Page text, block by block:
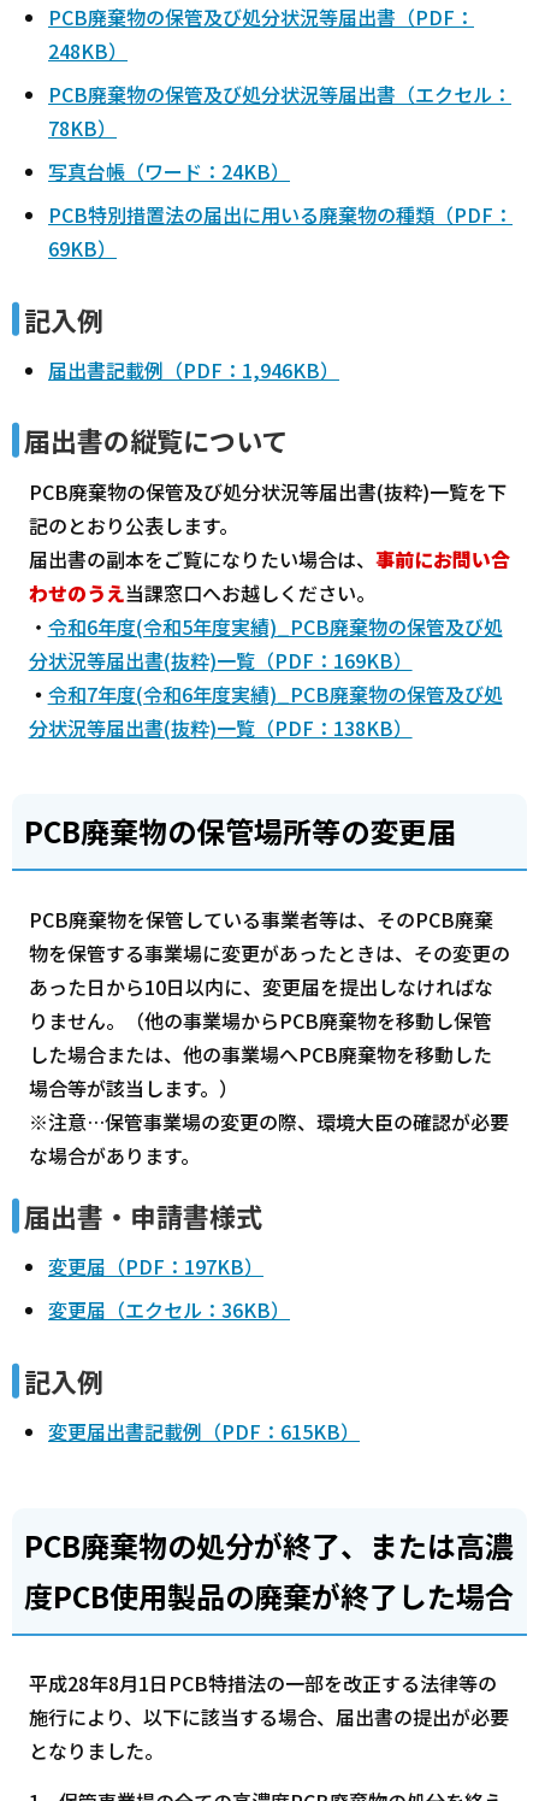
PCB廃棄物の保管及び処分状況等届出書（PDF：
248KB）
PCB廃棄物の保管及び処分状況等届出書（エクセル：
78KB）
写真台帳（ワード：24KB）
PCB特別措置法の届出に用いる廃棄物の種類（PDF：
69KB）
記入例
届出書記載例（PDF：1,946KB）
届出書の縦覧について
PCB廃棄物の保管及び処分状況等届出書(抜粋)一覧を下
記のとおり公表します。
届出書の副本をご覧になりたい場合は、 事前にお問い合
わせのうえ当課窓口へお越しください。
・ 令和6年度(令和5年度実績)_PCB廃棄物の保管及び処
分状況等届出書(抜粋)一覧（PDF：169KB）
・ 令和7年度(令和6年度実績)_PCB廃棄物の保管及び処
分状況等届出書(抜粋)一覧（PDF：138KB）
PCB廃棄物の保管場所等の変更届
PCB廃棄物を保管している事業者等は、そのPCB廃棄
物を保管する事業場に変更があったときは、その変更の
あった日から10日以内に、変更届を提出しなければな
りません。（他の事業場からPCB廃棄物を移動し保管
した場合または、他の事業場へPCB廃棄物を移動した
場合等が該当します。）
※注意…保管事業場の変更の際、環境大臣の確認が必要
な場合があります。
届出書・申請書様式
変更届（PDF：197KB）
変更届（エクセル：36KB）
記入例
変更届出書記載例（PDF：615KB）
PCB廃棄物の処分が終了、または高濃
度PCB使用製品の廃棄が終了した場合
平成28年8月1日PCB特措法の一部を改正する法律等の
施行により、以下に該当する場合、届出書の提出が必要
となりました。